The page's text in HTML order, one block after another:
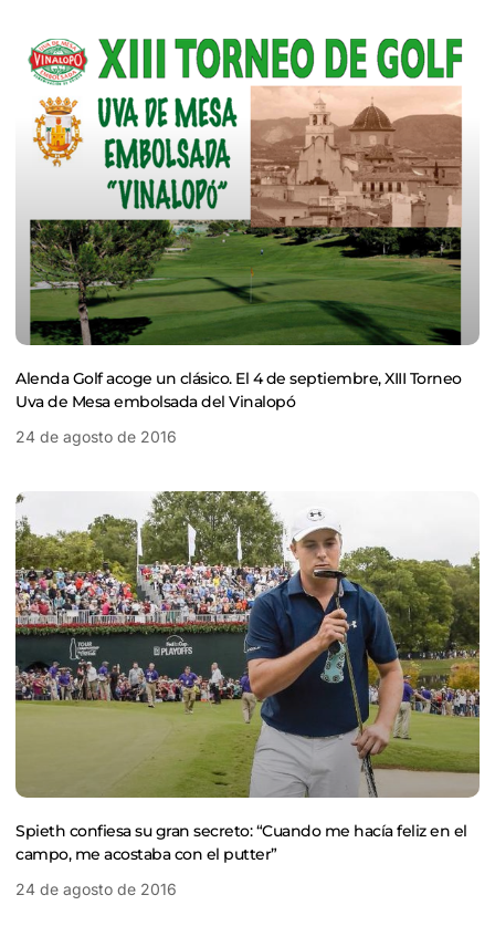
Alenda Golf acoge un clásico. El 4 de septiembre, XIII Torneo
Uva de Mesa embolsada del Vinalopó
24 de agosto de 2016
Spieth confiesa su gran secreto: “Cuando me hacía feliz en el
campo, me acostaba con el putter”
24 de agosto de 2016